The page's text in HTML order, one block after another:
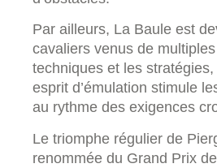
Par ailleurs, La Baule est
cavaliers venus de
techniques et les
esprit d’émulation stimule
au rythme des exigences
Le triomphe régulier de
renommée du Grand Prix